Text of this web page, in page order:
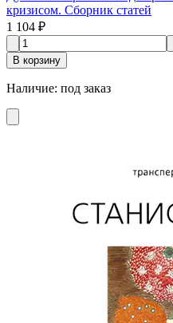
кризисом. Сборник статей
1 104 ₽
В корзину
Наличие: под заказ